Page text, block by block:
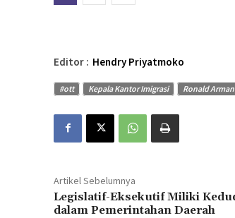
Editor : Hendry Priyatmoko
#ott Kepala Kantor Imigrasi Ronald
Artikel Sebelumnya
Legislatif-Eksekutif Miliki
dalam Pemerintahan Daerah